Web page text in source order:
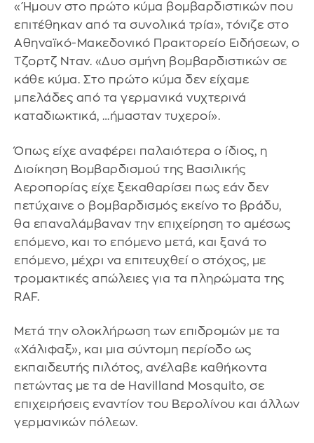
«Ήμουν στο πρώτο κύμα βομβαρδιστικών που
επιτέθηκαν από τα συνολικά τρία», τόνιζε στο
Αθηναϊκό-Μακεδονικό Πρακτορείο Ειδήσεων, ο
Τζορτζ Νταν. «Δυο σμήνη βομβαρδιστικών σε
κάθε κύμα. Στο πρώτο κύμα δεν είχαμε
μπελάδες από τα γερμανικά νυχτερινά
καταδιωκτικά, …ήμασταν τυχεροί».
Όπως είχε αναφέρει παλαιότερα ο ίδιος, η
Διοίκηση Βομβαρδισμού της Βασιλικής
Αεροπορίας είχε ξεκαθαρίσει πως εάν δεν
πετύχαινε ο βομβαρδισμός εκείνο το βράδυ,
θα επαναλάμβαναν την επιχείρηση το αμέσως
επόμενο, και το επόμενο μετά, και ξανά το
επόμενο, μέχρι να επιτευχθεί ο στόχος, με
τρομακτικές απώλειες για τα πληρώματα της
RAF.
Μετά την ολοκλήρωση των επιδρομών με τα
«Χάλιφαξ», και μια σύντομη περίοδο ως
εκπαιδευτής πιλότος, ανέλαβε καθήκοντα
πετώντας με τα de Havilland Mosquito, σε
επιχειρήσεις εναντίον του Βερολίνου και άλλων
γερμανικών πόλεων.